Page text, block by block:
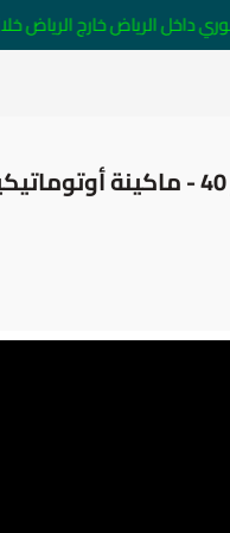
الرياض خارج الرياض خلال 3 أيام 🚚